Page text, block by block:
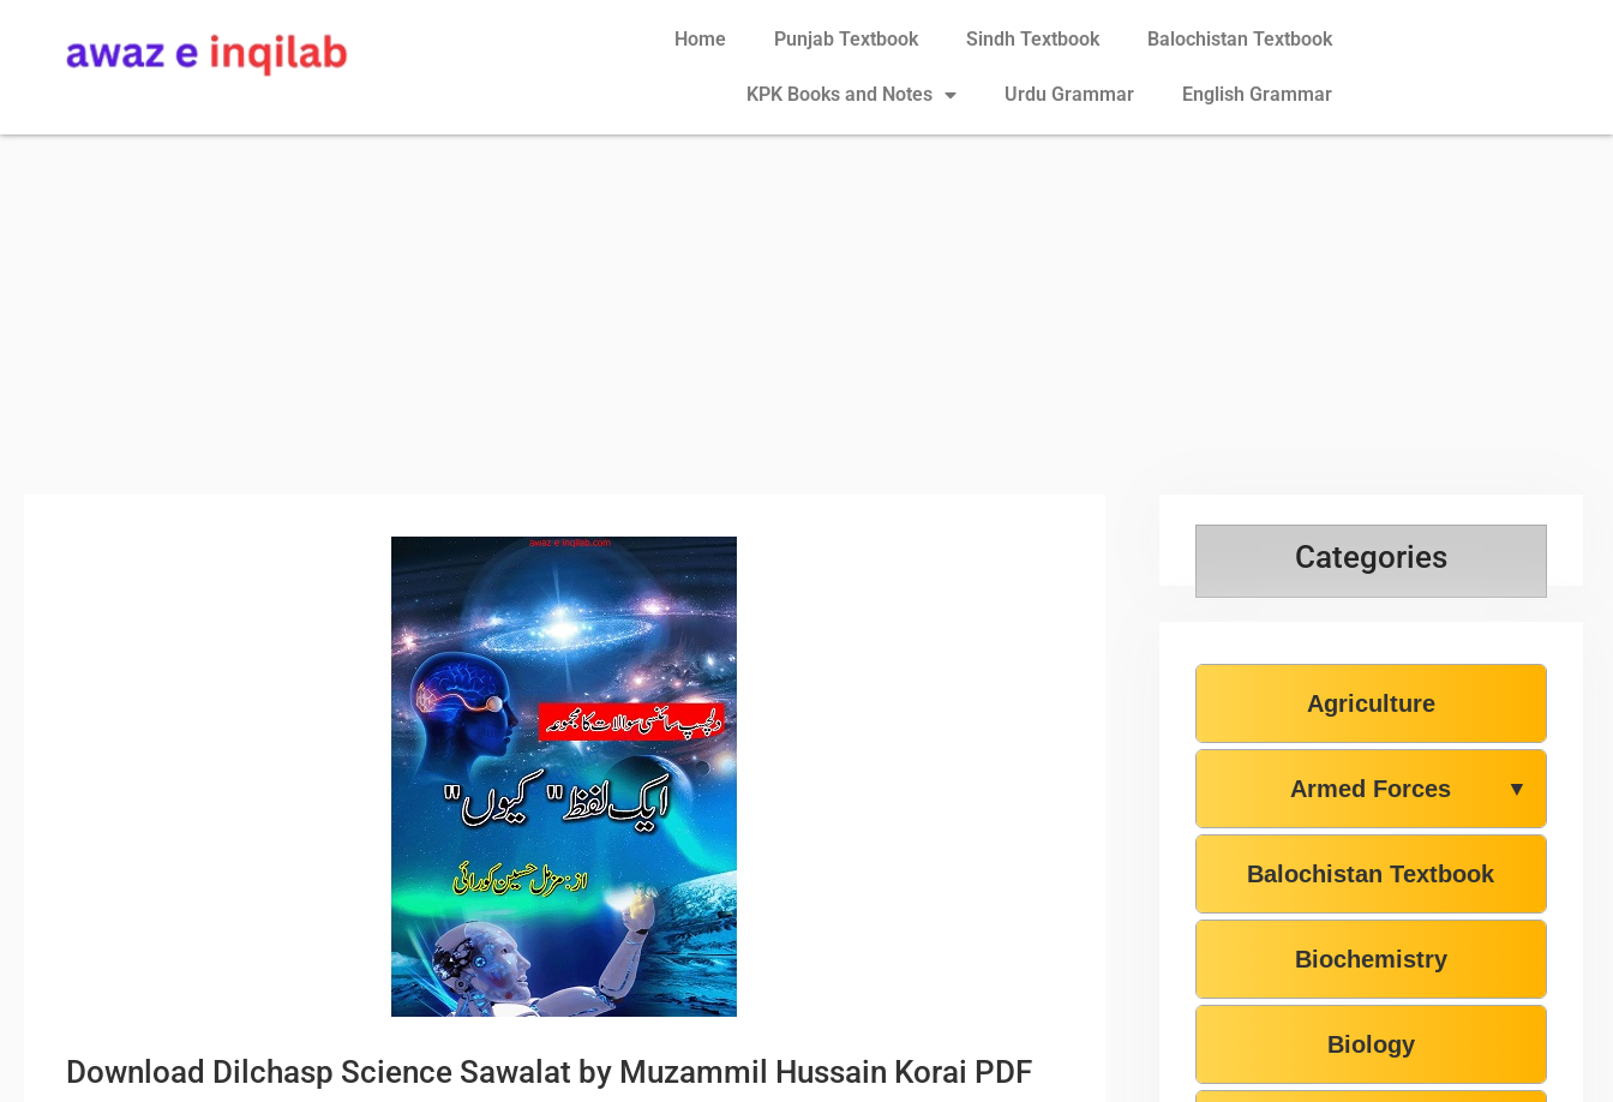
Home Punjab Textbook Sindh Textbook Balochistan Textbook
KPK Books and Notes Urdu Grammar English Grammar
Download Dilchasp Science Sawalat by Muzammil Hussain Korai PDF
Categories
Agriculture
Armed Forces ▼
Balochistan Textbook
Biochemistry
Biology